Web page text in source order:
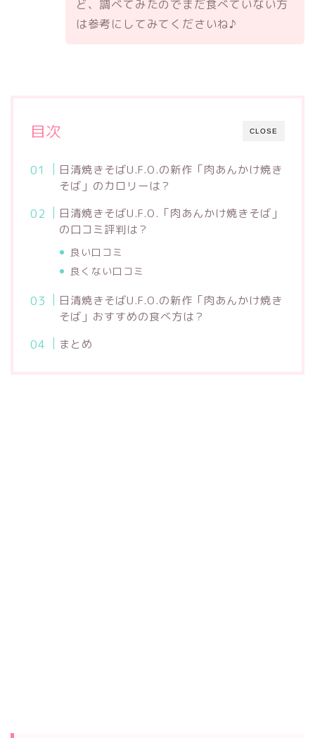
ど、調べてみたのでまだ食べていない方
は参考にしてみてくださいね♪
CLOSE
目次
日清焼きそばU.F.O.の新作「肉あんかけ焼き
そば」のカロリーは？
日清焼きそばU.F.O.「肉あんかけ焼きそば」
の口コミ評判は？
良い口コミ
良くない口コミ
日清焼きそばU.F.O.の新作「肉あんかけ焼き
そば」おすすめの食べ方は？
まとめ